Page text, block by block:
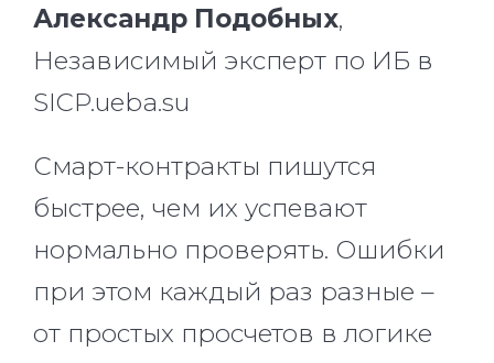
Александр Подобных,
Независимый эксперт по ИБ в
SICP.ueba.su
Смарт-контракты пишутся
быстрее, чем их успевают
нормально проверять. Ошибки
при этом каждый раз разные –
от простых просчетов в логике